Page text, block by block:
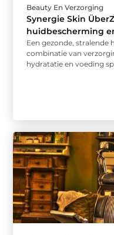
Beauty En Verzorging
Synergie Skin
huidbescherming
Een gezonde, stralende
combinatie van
hydratatie en voeding